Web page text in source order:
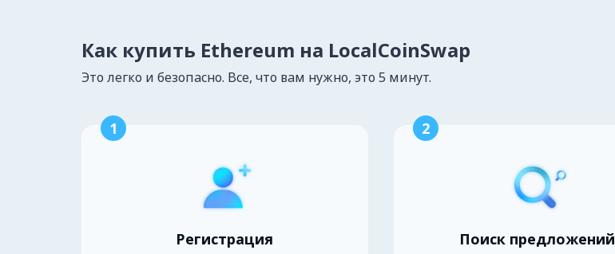
Как купить Ethereum на LocalCoinSwap
Это легко и безопасно. Все, что вам нужно, это 5 минут.
1
Регистрация
2
Поиск предложений